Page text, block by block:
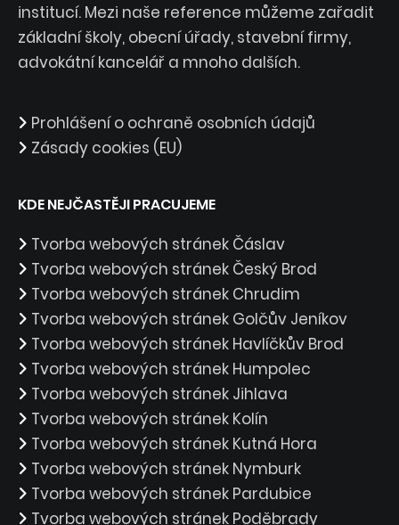
institucí. Mezi naše reference můžeme zařadit
základní školy, obecní úřady, stavební firmy,
advokátní kancelář a mnoho dalších.
Prohlášení o ochraně osobních údajů
Zásady cookies (EU)
KDE NEJČASTĚJI PRACUJEME
Tvorba webových stránek Čáslav
Tvorba webových stránek Český Brod
Tvorba webových stránek Chrudim
Tvorba webových stránek Golčův Jeníkov
Tvorba webových stránek Havlíčkův Brod
Tvorba webových stránek Humpolec
Tvorba webových stránek Jihlava
Tvorba webových stránek Kolín
Tvorba webových stránek Kutná Hora
Tvorba webových stránek Nymburk
Tvorba webových stránek Pardubice
Tvorba webových stránek Poděbrady